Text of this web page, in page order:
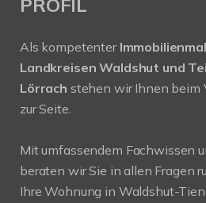
PROFIL
Als kompetenter
Landkreisen Waldshut und
Lörrach stehen wir Ihnen beim
zur Seite.
Mit umfassendem Fachwissen
beraten wir Sie in allen Fragen
Ihre Wohnung in Waldshut-